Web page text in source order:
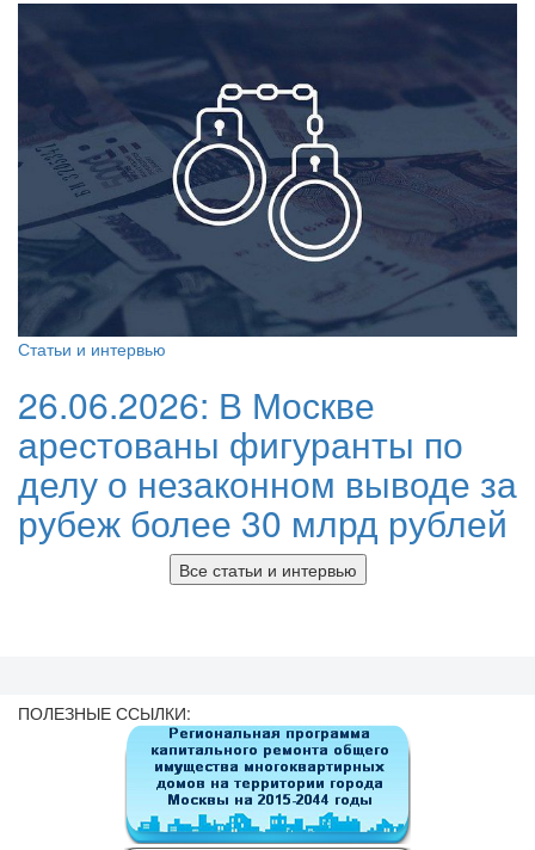
Статьи и интервью
26.06.2026: В Москве
арестованы фигуранты по
делу о незаконном выводе за
рубеж более 30 млрд рублей
Все статьи и интервью
ПОЛЕЗНЫЕ ССЫЛКИ: